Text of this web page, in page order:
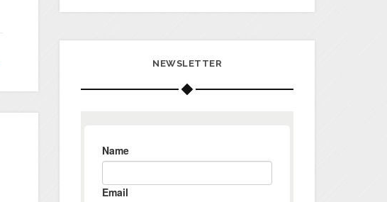
NEWSLETTER